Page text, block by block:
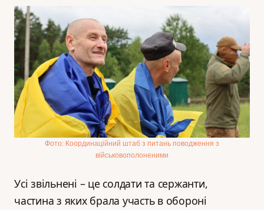
Фото: Координаційний штаб з питань поводження з
військовополоненими
Усі звільнені – це солдати та сержанти,
частина з яких брала участь в обороні